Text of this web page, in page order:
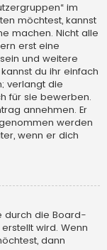
im
möchtest, kannst
machen. Nicht alle
erst eine
und weitere
du ihr einfach
verlangt die
für sie bewerben.
annehmen. Er
werden
wenn er dich
durch die Board-
wird. Wenn
dann